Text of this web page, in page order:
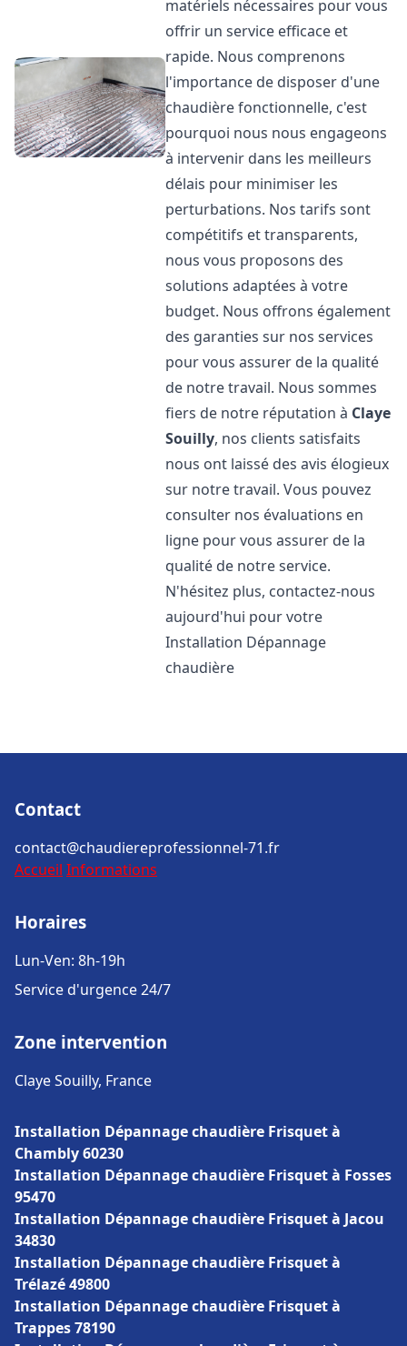
matériels nécessaires pour vous
offrir un service efficace et
rapide. Nous comprenons
l'importance de disposer d'une
chaudière fonctionnelle, c'est
pourquoi nous nous engageons
à intervenir dans les meilleurs
délais pour minimiser les
perturbations. Nos tarifs sont
compétitifs et transparents,
nous vous proposons des
solutions adaptées à votre
budget. Nous offrons également
des garanties sur nos services
pour vous assurer de la qualité
de notre travail. Nous sommes
fiers de notre réputation à Claye
Souilly, nos clients satisfaits
nous ont laissé des avis élogieux
sur notre travail. Vous pouvez
consulter nos évaluations en
ligne pour vous assurer de la
qualité de notre service.
N'hésitez plus, contactez-nous
aujourd'hui pour votre
Installation Dépannage
chaudière
Contact
contact@chaudiereprofessionnel-71.fr
Accueil Informations
Horaires
Lun-Ven: 8h-19h
Service d'urgence 24/7
Zone intervention
Claye Souilly, France
Installation Dépannage chaudière Frisquet à
Chambly 60230
Installation Dépannage chaudière Frisquet à Fosses
95470
Installation Dépannage chaudière Frisquet à Jacou
34830
Installation Dépannage chaudière Frisquet à
Trélazé 49800
Installation Dépannage chaudière Frisquet à
Trappes 78190